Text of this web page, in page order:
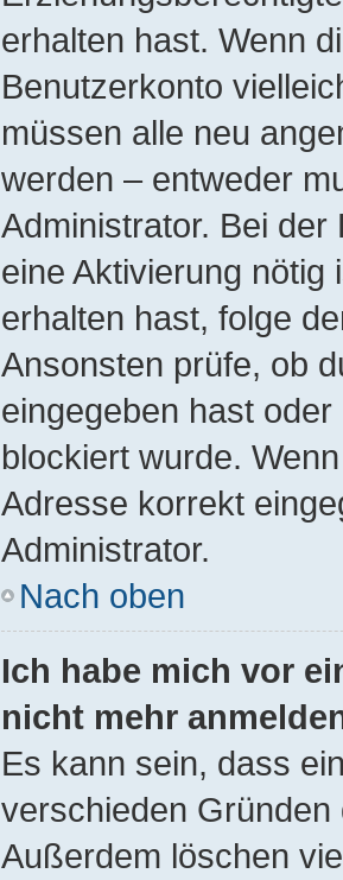
erhalten hast. Wenn
Benutzerkonto
müssen alle neu
werden – entweder
Administrator. Bei
eine Aktivierung nötig
erhalten hast, folge
Ansonsten prüfe, ob
eingegeben hast
blockiert wurde.
Adresse korrekt
Administrator.
Nach oben
Ich habe mich vor
nicht mehr
Es kann sein, dass
verschieden
Außerdem löschen